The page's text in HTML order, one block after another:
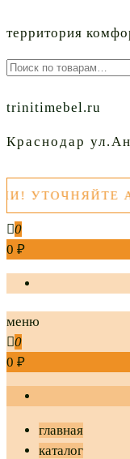
территория
Искать:
trinitimebel.ru
Краснодар
0
0 ₽
меню
0
0 ₽
главная
каталог